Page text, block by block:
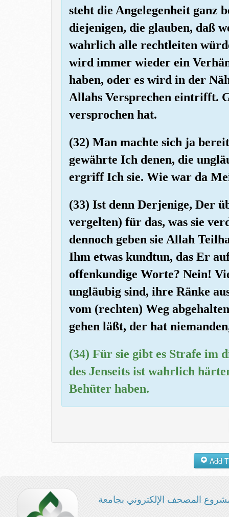
steht die Angelegenheit ganz
diejenigen, die glauben, daß
wahrlich alle rechtleiten
wird immer wieder ein
haben, oder es wird in der
Allahs Versprechen eintrifft.
versprochen hat.
(32) Man machte sich ja
gewährte Ich denen, die
ergriff Ich sie. Wie war da
(33) Ist denn Derjenige, Der
vergelten) für das, was sie
dennoch geben sie Allah
Ihm etwas kundtun, das Er
offenkundige Worte? Nein!
ungläubig sind, ihre Ränke
vom (rechten) Weg
gehen läßt, der hat
(34) Für sie gibt es Strafe im
des Jenseits ist wahrlich
Behüter haben.
المصحف الإلكتروني بجامعة